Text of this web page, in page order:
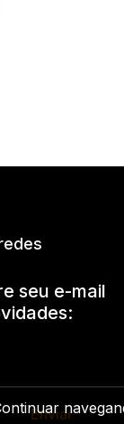
seu e-mail
Enviar